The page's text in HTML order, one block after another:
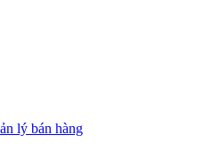
lý bán hàng